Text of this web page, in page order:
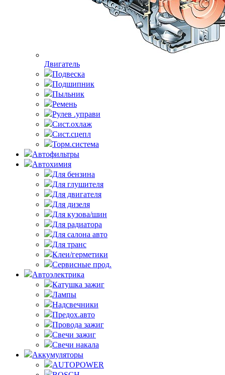
Двигатель
Подвеска
Подшипник
Пыльник
Ремень
Рулев .управи
Сист.охлаж
Сист.сцепл
Торм.система
Автофильтры
Автохимия
Для бензина
Для глушителя
Для двигателя
Для дизеля
Для кузова/шин
Для радиатора
Для салона авто
Для транс
Клеи/герметики
Сервисные прод.
Автоэлектрика
Катушка зажиг
Лампы
Надсвечники
Предох.авто
Провода зажиг
Свечи зажиг
Свечи накала
Аккумуляторы
AUTOPOWER